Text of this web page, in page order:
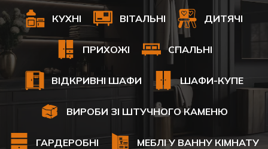
КУХНІ ВІТАЛЬНІ ДИТЯЧІ
ПРИХОЖІ СПАЛЬНІ
ВІДКРИВНІ ШАФИ ШАФИ-КУПЕ
ВИРОБИ ЗІ ШТУЧНОГО КАМЕНЮ
ГАРДЕРОБНІ МЕБЛІ У ВАННУ КІМНАТУ